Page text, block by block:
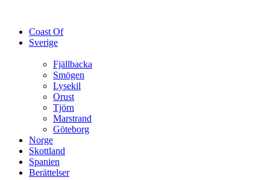
Coast Of
Sverige
Fjällbacka
Smögen
Lysekil
Orust
Tjörn
Marstrand
Göteborg
Norge
Skottland
Spanien
Berättelser